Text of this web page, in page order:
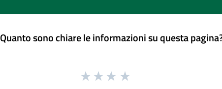
Quanto sono chiare le informazioni su questa